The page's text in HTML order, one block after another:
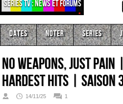
Séries TV : news et forums
Dates Noter Series
No Weapons, Just Pain
Hardest Hits | Saison
14/11/25 1